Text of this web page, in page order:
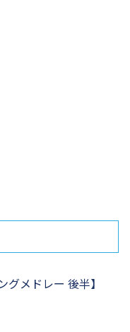
グメドレー 後半】